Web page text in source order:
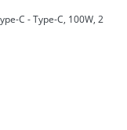
C - Type-C, 100W, 2